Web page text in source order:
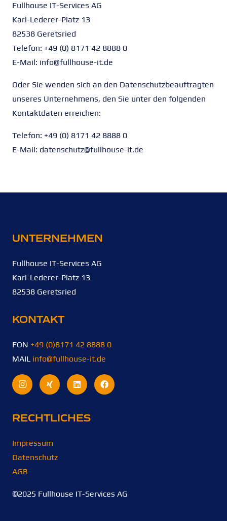
Fullhouse IT-Services AG
Karl-Lederer-Platz 13
82538 Geretsried
Telefon: +49 (0) 8171 42 8888 0
E-Mail: info@fullhouse-it.de
Oder Sie wenden sich an den Datenschutzbeauftragten
unseres Unternehmens, den Sie unter den folgenden
Kontaktdaten erreichen:
Telefon: +49 (0) 8171 42 8888 0
E-Mail: datenschutz@fullhouse-it.de
UNTERNEHMEN
Fullhouse IT-Services AG
Karl-Lederer-Platz 13
82538 Geretsried
KONTAKT
FON +49 (0)8171 42 8888 0
MAIL info@fullhouse-it.de
RECHTLICHES
Impressum
Datenschutz
AGB
©2025 Fullhouse IT-Services AG